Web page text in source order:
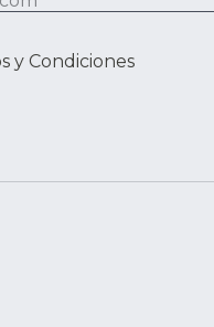
y Condiciones